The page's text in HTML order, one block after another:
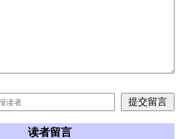
读者留言